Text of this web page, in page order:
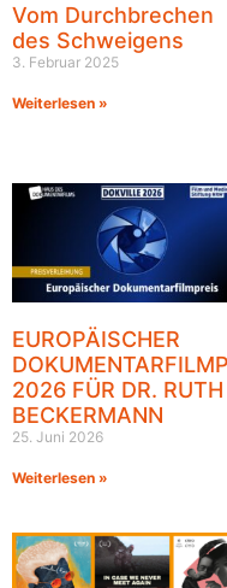
Vom Durchbrechen
des Schweigens
3. Februar 2025
Weiterlesen »
EUROPÄISCHER
2026 FÜR DR. RUTH
BECKERMANN
25. Juni 2026
Weiterlesen »